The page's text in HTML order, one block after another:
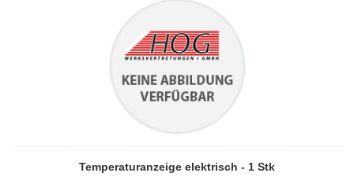
Temperaturanzeige elektrisch - 1 Stk